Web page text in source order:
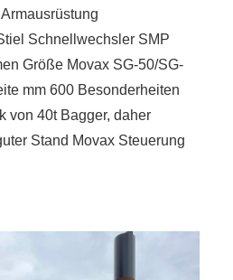
Schnellwechsler SMP
Größe Movax SG-50/SG-
mm 600 Besonderheiten
von 40t Bagger, daher
Stand Movax Steuerung